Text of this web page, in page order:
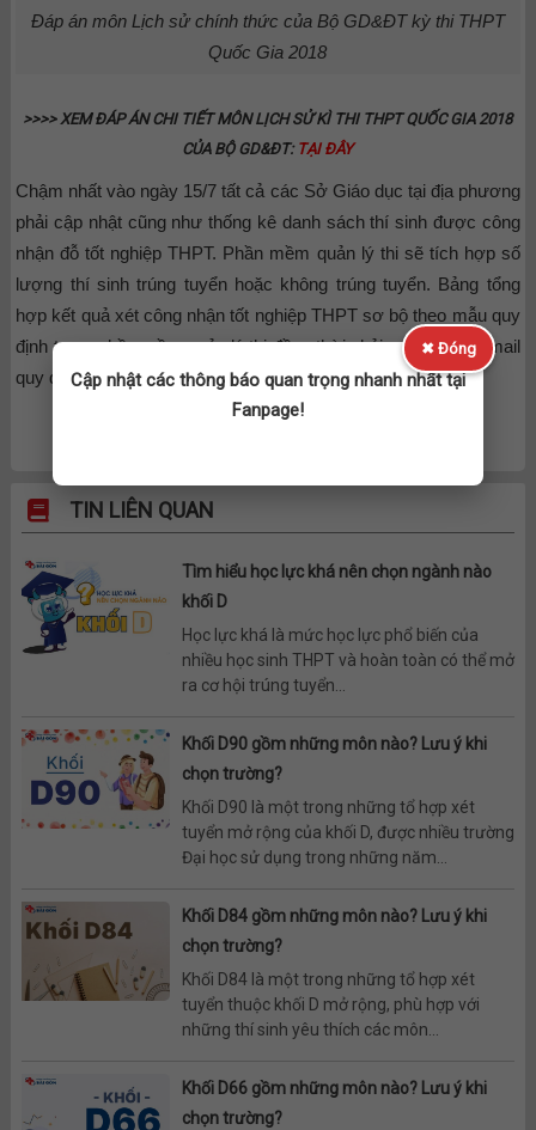
Đáp án môn Lịch sử chính thức của Bộ GD&ĐT kỳ thi THPT
Quốc Gia 2018
>>>> XEM ĐÁP ÁN CHI TIẾT MÔN LỊCH SỬ KÌ THI THPT QUỐC GIA 2018
CỦA BỘ GD&ĐT: TẠI ĐÂY
Chậm nhất vào ngày 15/7 tất cả các Sở Giáo dục tại địa phương
phải cập nhật cũng như thống kê danh sách thí sinh được công
nhận đỗ tốt nghiệp THPT. Phần mềm quản lý thi sẽ tích hợp số
lượng thí sinh trúng tuyển hoặc không trúng tuyển. Bảng tổng
hợp kết quả xét công nhận tốt nghiệp THPT sơ bộ theo mẫu quy
định trong phần mềm quản lý thi đồng thời phải qua địa chỉ email
quy định.
TIN LIÊN QUAN
Tìm hiểu học lực khá nên chọn ngành nào
khối D
Học lực khá là mức học lực phổ biến của
nhiều học sinh THPT và hoàn toàn có thể mở
ra cơ hội trúng tuyển...
Khối D90 gồm những môn nào? Lưu ý khi
chọn trường?
Khối D90 là một trong những tổ hợp xét
tuyển mở rộng của khối D, được nhiều trường
Đại học sử dụng trong những năm...
Khối D84 gồm những môn nào? Lưu ý khi
chọn trường?
Khối D84 là một trong những tổ hợp xét
tuyển thuộc khối D mở rộng, phù hợp với
những thí sinh yêu thích các môn...
Khối D66 gồm những môn nào? Lưu ý khi
chọn trường?
✖ Đóng
Cập nhật các thông báo quan trọng nhanh nhất tại
Fanpage!